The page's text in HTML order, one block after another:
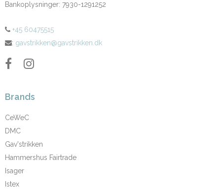
Bankoplysninger: 7930-1291252
+45 60475515
: gavstrikken@gavstrikken.dk
Brands
CeWeC
DMC
Gav'strikken
Hammershus Fairtrade
Isager
Istex